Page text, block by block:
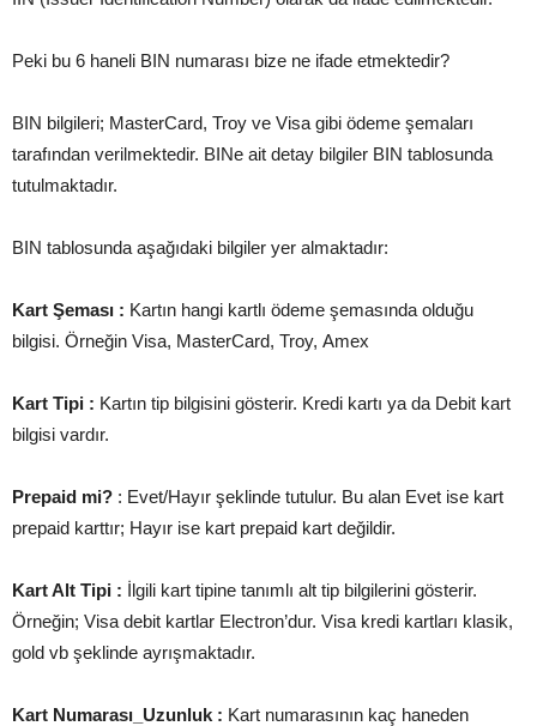
Peki bu 6 haneli BIN numarası bize ne ifade etmektedir?
BIN bilgileri; MasterCard, Troy ve Visa gibi ödeme şemaları
tarafından verilmektedir. BINe ait detay bilgiler BIN tablosunda
tutulmaktadır.
BIN tablosunda aşağıdaki bilgiler yer almaktadır:
Kart Şeması : Kartın hangi kartlı ödeme şemasında olduğu
bilgisi. Örneğin Visa, MasterCard, Troy, Amex
Kart Tipi : Kartın tip bilgisini gösterir. Kredi kartı ya da Debit kart
bilgisi vardır.
Prepaid mi? : Evet/Hayır şeklinde tutulur. Bu alan Evet ise kart
prepaid karttır; Hayır ise kart prepaid kart değildir.
Kart Alt Tipi : İlgili kart tipine tanımlı alt tip bilgilerini gösterir.
Örneğin; Visa debit kartlar Electron’dur. Visa kredi kartları klasik,
gold vb şeklinde ayrışmaktadır.
Kart Numarası_Uzunluk : Kart numarasının kaç haneden